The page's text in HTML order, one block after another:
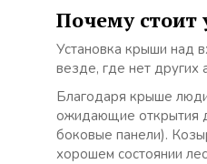
Почему стоит
Установка крыши над
везде, где нет
Благодаря крыше
ожидающие открытия
боковые панели).
хорошем состоянии